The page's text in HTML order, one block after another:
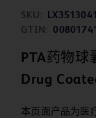
SKU:
GTIN:
PTA药物球
Drug
本页面产品为医